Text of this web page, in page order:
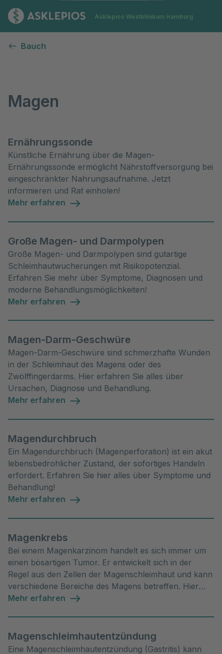
Zur Startseite
Asklepios Westklinikum Hamburg
Bauch
Magen
Ernährungssonde
Künstliche Ernährung über die Magen-
Ernährungssonde ermöglicht Nährstoffversorgung bei
eingeschränkter Nahrungsaufnahme. Jetzt
informieren und Rat einholen!
Mehr erfahren
Große Magen- und Darmpolypen
Große Magen- und Darmpolypen sind gutartige
Schleimhautwucherungen mit Risikopotenzial.
Erfahren Sie mehr über Symptome, Diagnosen und
moderne Behandlungsmöglichkeiten!
Mehr erfahren
Magen-Darm-Geschwüre
Magen-Darm-Geschwüre sind schmerzhafte Wunden
in der Schleimhaut des Magens oder des
Zwölffingerdarms. Hier erfahren Sie alles über
Ursachen, Diagnose und Behandlung.
Mehr erfahren
Magendurchbruch
Ein Magendurchbruch (Magenperforation) ist ein akut
lebensbedrohlicher Zustand, der sofortiges Handeln
erfordert. Erfahren Sie hier alles über Symptome und
Behandlung!
Mehr erfahren
Magenkrebs
Bei einem Magenkarzinom handelt es sich immer um
einen bösartigen Tumor. Er entwickelt sich in der
Regel aus den Zellen der Magenschleimhaut und kann
verschiedene Bereiche des Magens betreffen. Hier
erfahren Sie alles über Ursachen, Diagnose und
Mehr erfahren
Magenschleimhautentzündung
Eine Magenschleimhautentzündung (Gastritis) kann